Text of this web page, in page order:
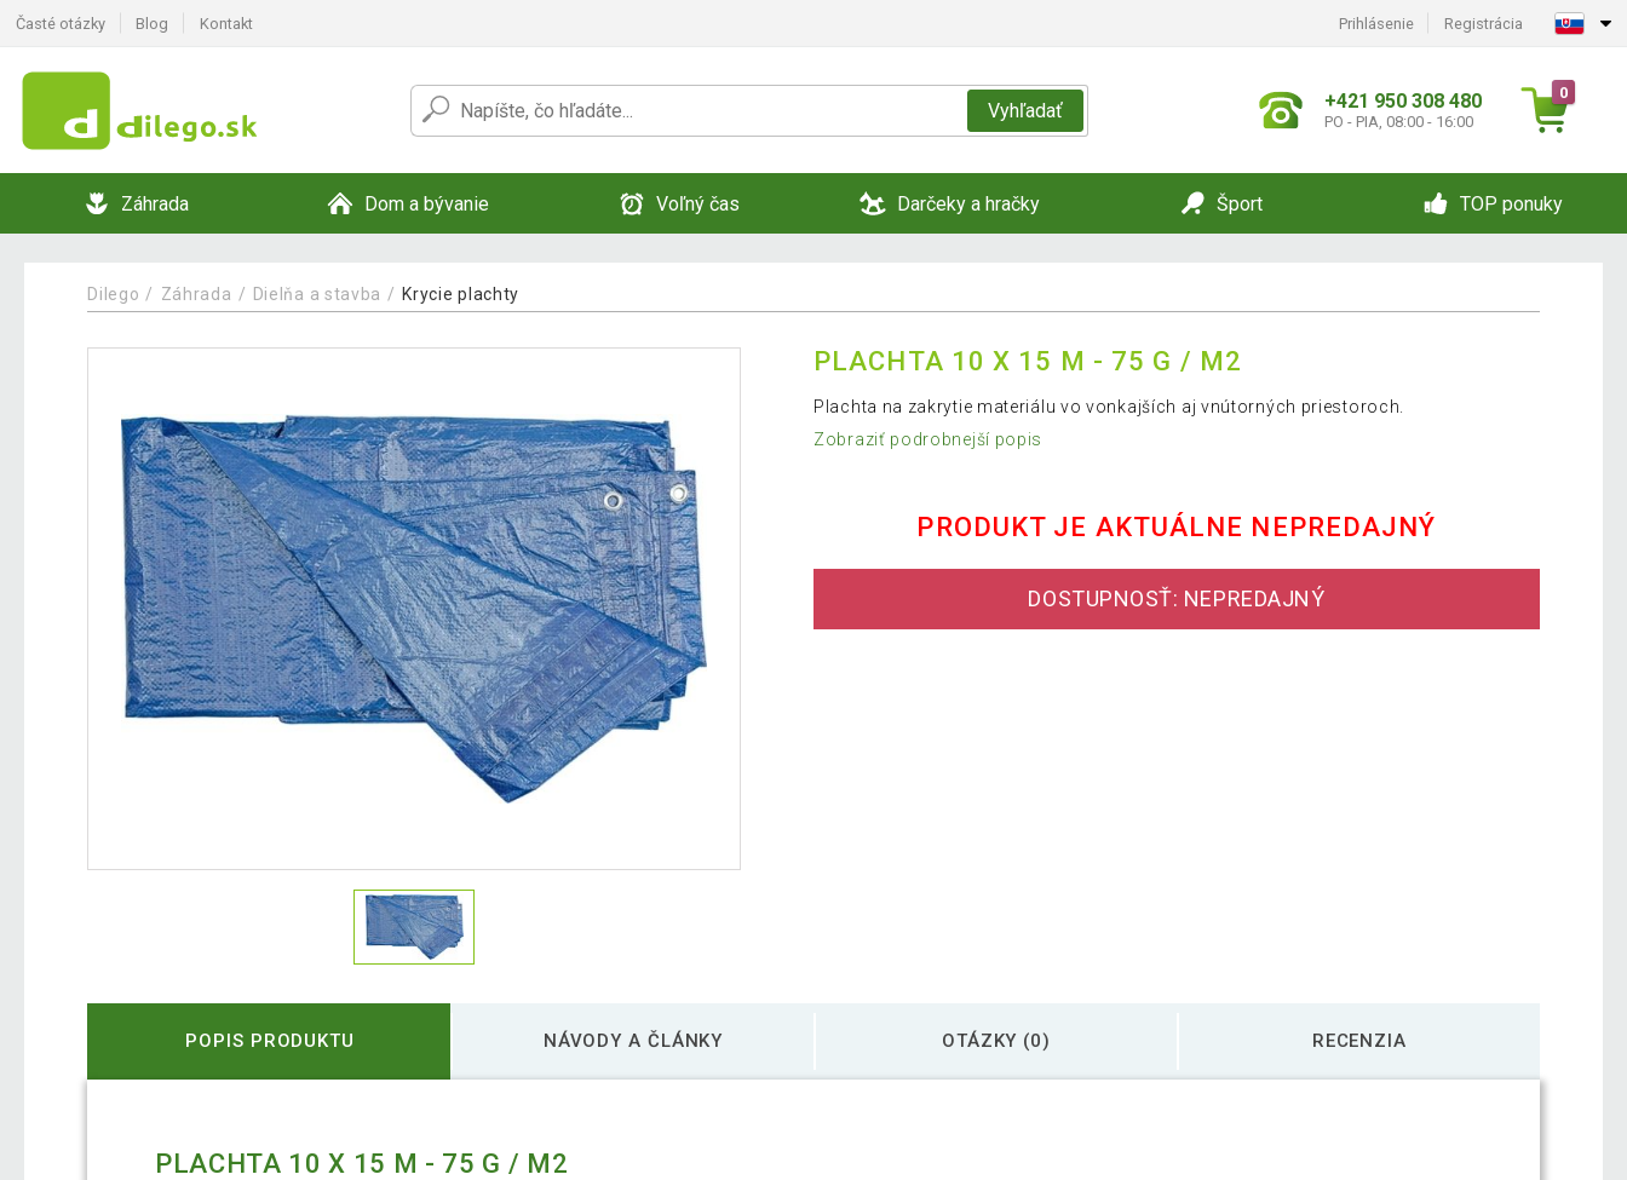
Časté otázky Blog Kontakt Prihlásenie Registrácia
Vyhľadať +421 950 308 480
PO - PIA, 08:00 - 16:00
0
Záhrada Dom a bývanie Voľný čas Darčeky a hračky Šport TOP ponuky
Dilego Záhrada Dielňa a stavba Krycie plachty
PLACHTA 10 X 15 M - 75 G / M2
Plachta na zakrytie materiálu vo vonkajších aj vnútorných priestoroch.
Zobraziť podrobnejší popis
PRODUKT JE AKTUÁLNE NEPREDAJNÝ
DOSTUPNOSŤ: NEPREDAJNÝ
POPIS PRODUKTU NÁVODY A ČLÁNKY OTÁZKY (0) RECENZIA
PLACHTA 10 X 15 M - 75 G / M2